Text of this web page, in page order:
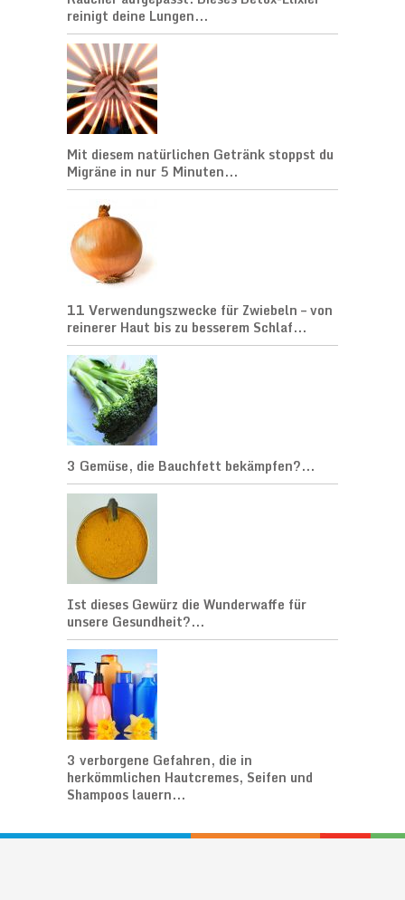
reinigt deine Lungen...
Mit diesem natürlichen Getränk stoppst du
Migräne in nur 5 Minuten...
11 Verwendungszwecke für Zwiebeln – von
reinerer Haut bis zu besserem Schlaf...
3 Gemüse, die Bauchfett bekämpfen?...
Ist dieses Gewürz die Wunderwaffe für
unsere Gesundheit?...
3 verborgene Gefahren, die in
herkömmlichen Hautcremes, Seifen und
Shampoos lauern...